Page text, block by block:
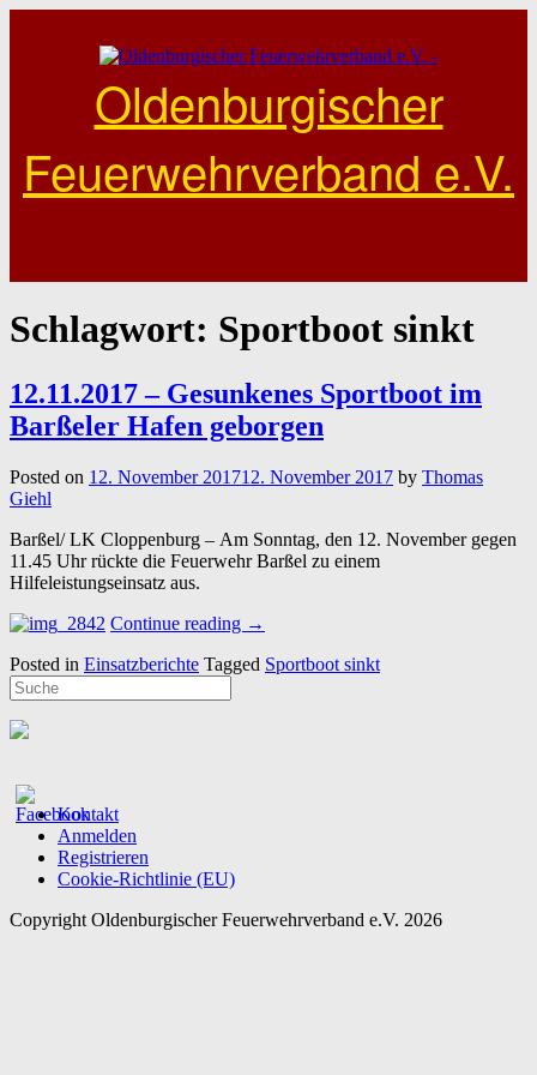
Oldenburgischer
Feuerwehrverband e.V.
Schlagwort: Sportboot sinkt
12.11.2017 – Gesunkenes Sportboot im
Barßeler Hafen geborgen
Posted on 12. November 201712. November 2017 by Thomas
Giehl
Barßel/ LK Cloppenburg – Am Sonntag, den 12. Novembergegen
11.45 Uhr rückte die FeuerwehrBarßel zu einem
Hilfeleistungseinsatz aus.
Continue reading “12.11.2017
Gesunkenes
→
Posted in Einsatzberichte Tagged Sportboot sinkt
Kontakt
Anmelden
Registrieren
Cookie-Richtlinie (EU)
Copyright Oldenburgischer Feuerwehrverband e.V. 2026